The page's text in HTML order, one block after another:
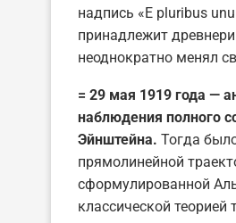
надпись «E pluribus
принадлежит
неоднократно менял
= 29 мая 1919 года —
наблюдения полного
Эйнштейна. Тогда
прямолинейной
сформулированной
классической теорией